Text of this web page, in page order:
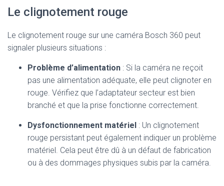
Le clignotement rouge
Le clignotement rouge sur une caméra Bosch 360 peut
signaler plusieurs situations :
Problème d’alimentation : Si la caméra ne reçoit
pas une alimentation adéquate, elle peut clignoter en
rouge. Vérifiez que l’adaptateur secteur est bien
branché et que la prise fonctionne correctement.
Dysfonctionnement matériel : Un clignotement
rouge persistant peut également indiquer un problème
matériel. Cela peut être dû à un défaut de fabrication
ou à des dommages physiques subis par la caméra.